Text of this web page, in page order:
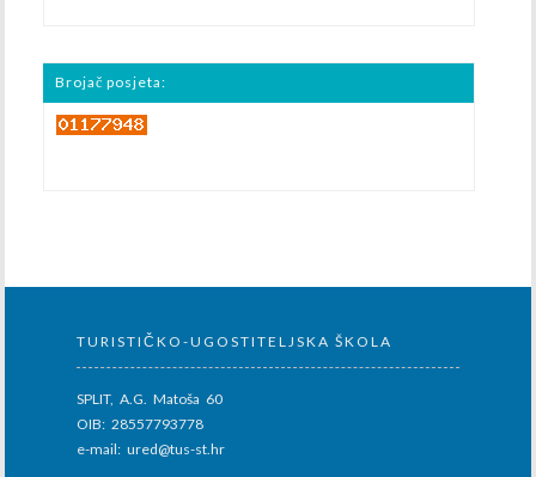
Brojač posjeta:
TURISTIČKO-UGOSTITELJSKA ŠKOLA
SPLIT, A.G. Matoša 60
OIB: 28557793778
e-mail: ured@tus-st.hr